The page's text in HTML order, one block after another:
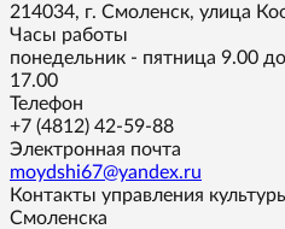
214034, г. Смоленск, улица
Часы работы
понедельник - пятница 9.00
17.00
Телефон
+7 (4812) 42-59-88
Электронная почта
moydshi67@yandex.ru
Контакты управления
Смоленска